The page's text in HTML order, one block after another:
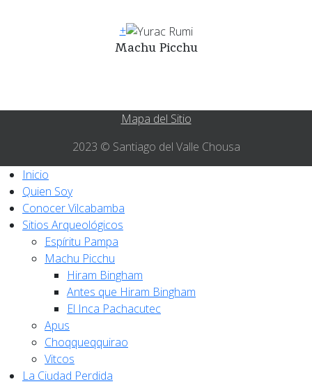
+
Machu Picchu
Mapa del Sitio
2023 © Santiago del Valle Chousa
Inicio
Quien Soy
Conocer Vilcabamba
Sitios Arqueológicos
Espíritu Pampa
Machu Picchu
Hiram Bingham
Antes que Hiram Bingham
El Inca Pachacutec
Apus
Choqqueqquirao
Vitcos
La Ciudad Perdida